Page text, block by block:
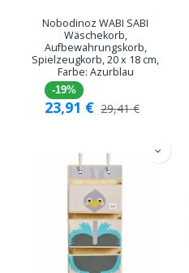
Nobodinoz WABI SABI
Wäschekorb,
Aufbewahrungskorb,
Spielzeugkorb, 20 x 18 cm,
Farbe: Azurblau
-19%
23,91 € 29,41€